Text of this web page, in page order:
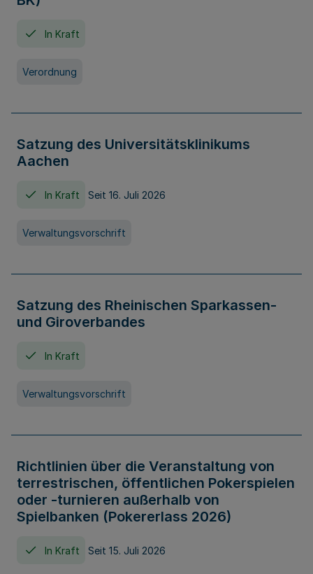
In Kraft
Verordnung
Satzung des Universitätsklinikums
Aachen
In Kraft Seit 16. Juli 2026
Verwaltungsvorschrift
Satzung des Rheinischen Sparkassen-
und Giroverbandes
In Kraft
Verwaltungsvorschrift
Richtlinien über die Veranstaltung von
terrestrischen, öffentlichen Pokerspielen
oder -turnieren außerhalb von
Spielbanken (Pokererlass 2026)
In Kraft Seit 15. Juli 2026